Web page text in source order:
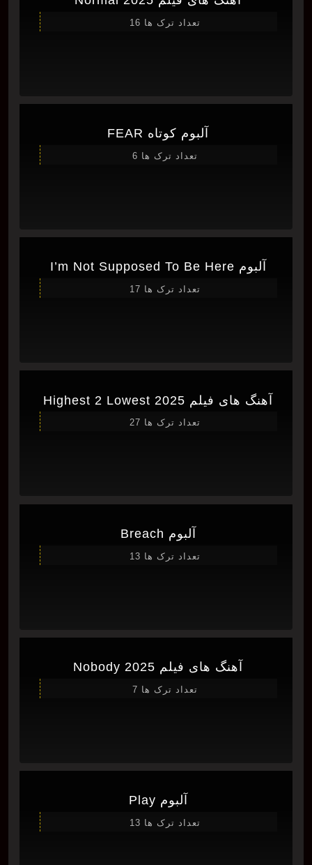
تعداد ترک ها 16
آلبوم کوتاه FEAR
تعداد ترک ها 6
آلبوم I’m Not Supposed To Be Here
تعداد ترک ها 17
آهنگ های فیلم Highest 2 Lowest 2025
تعداد ترک ها 27
آلبوم Breach
تعداد ترک ها 13
آهنگ های فیلم Nobody 2025
تعداد ترک ها 7
آلبوم Play
تعداد ترک ها 13